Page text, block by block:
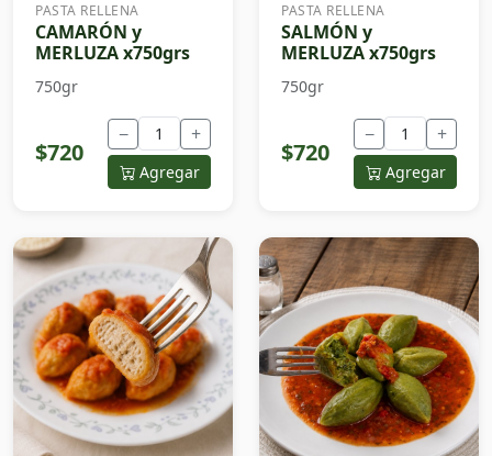
PASTA RELLENA
CAMARÓN y
MERLUZA x750grs
750gr
$720
− +
Agregar
PASTA RELLENA
SALMÓN y
MERLUZA x750grs
750gr
$720
− +
Agregar